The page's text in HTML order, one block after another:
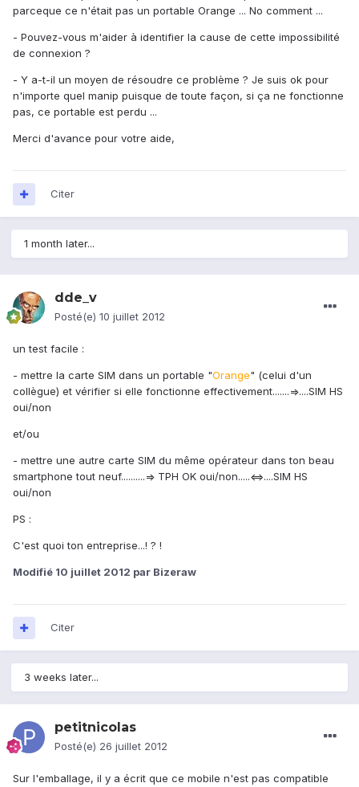
parceque ce n'était pas un portable Orange ... No comment ...
- Pouvez-vous m'aider à identifier la cause de cette impossibilité
de connexion ?
- Y a-t-il un moyen de résoudre ce problème ? Je suis ok pour
n'importe quel manip puisque de toute façon, si ça ne fonctionne
pas, ce portable est perdu ...
Merci d'avance pour votre aide,
Citer
1 month later...
dde_v
Posté(e) 10 juillet 2012
un test facile :
- mettre la carte SIM dans un portable "Orange" (celui d'un
collègue) et vérifier si elle fonctionne effectivement.......=>....SIM HS
oui/non
et/ou
- mettre une autre carte SIM du même opérateur dans ton beau
smartphone tout neuf..........=> TPH OK oui/non.....<=>....SIM HS
oui/non
PS :
C'est quoi ton entreprise...! ? !
Modifié 10 juillet 2012 par Bizeraw
Citer
3 weeks later...
petitnicolas
Posté(e) 26 juillet 2012
Sur l'emballage, il y a écrit que ce mobile n'est pas compatible